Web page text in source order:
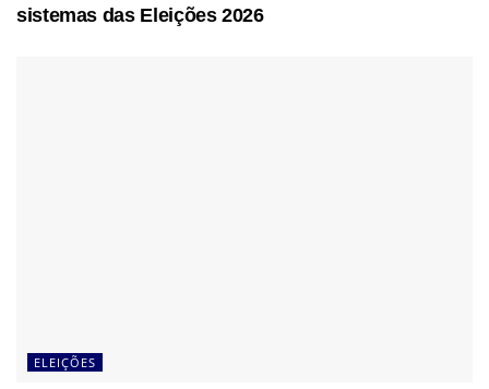
sistemas das Eleições 2026
ELEIÇÕES